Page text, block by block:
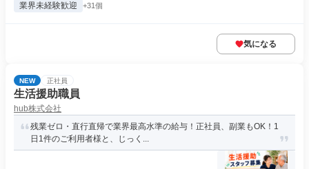
業界未経験歓迎 +31個
気になる
NEW 正社員
生活援助職員
hub株式会社
残業ゼロ・直行直帰で業界最高水準の給与！正社員、副業もOK！1
日1件のご利用者様と、じっく...